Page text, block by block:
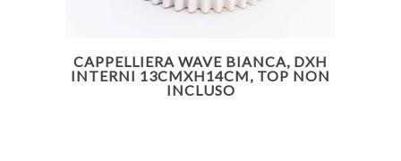
CAPPELLIERA WAVE BIANCA, DXH
INTERNI 13CMXH14CM, TOP NON
INCLUSO